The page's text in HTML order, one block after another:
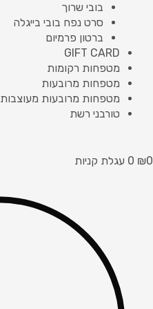
בובי שרוך
סרט נפח בובי בייגלה
ברטון פרמיום
GIFT CARD
מטפחות רקומות
מטפחות מרובעות
מטפחות מרובעות מעוצבות
טורבני רשת
₪0
0 עגלת קניות